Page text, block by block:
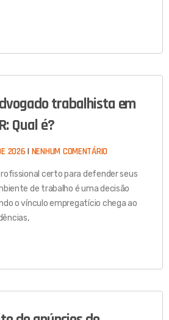
trabalhista em
Qual é?
2026 NENHUM COMENTÁRIO
certo para defender seus
de trabalho é uma decisão
o vínculo empregatício chega ao